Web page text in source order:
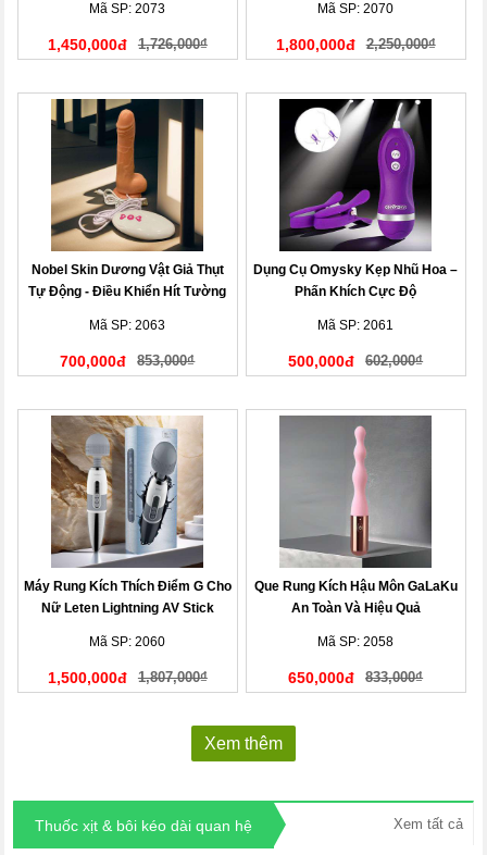
Mã SP: 2073
1,450,000đ 1,726,000₫
Mã SP: 2070
1,800,000đ 2,250,000₫
Nobel Skin Dương Vật Giả Thụt
Tự Động - Điều Khiển Hít Tường
Mã SP: 2063
700,000đ 853,000₫
Dụng Cụ Omysky Kẹp Nhũ Hoa –
Phấn Khích Cực Độ
Mã SP: 2061
500,000đ 602,000₫
Máy Rung Kích Thích Điểm G Cho
Nữ Leten Lightning AV Stick
Mã SP: 2060
1,500,000đ 1,807,000₫
Que Rung Kích Hậu Môn GaLaKu
An Toàn Và Hiệu Quả
Mã SP: 2058
650,000đ 833,000₫
Xem thêm
Thuốc xịt & bôi kéo dài quan hệ Xem tất cả